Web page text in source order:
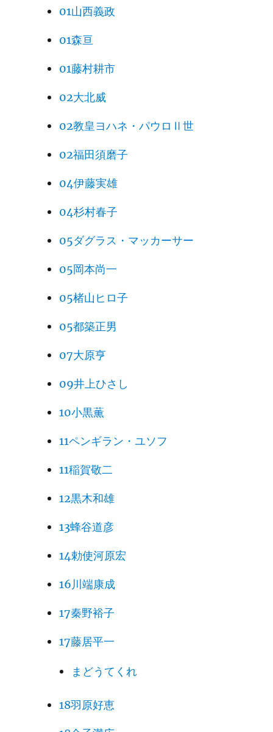
01山西義政
01森亘
01藤村耕市
02大北威
02教皇ヨハネ・パウロⅡ世
02福田須磨子
04伊藤実雄
04杉村春子
05ダグラス・マッカーサー
05岡本尚一
05楮山ヒロ子
05都築正男
07大原亨
09井上ひさし
10小黒薫
11ペンギラン・ユソフ
11稲賀敬二
12黒木和雄
13蜂谷道彦
14勅使河原宏
16川端康成
17秦野裕子
17藤居平一
まどうてくれ
18羽原好恵